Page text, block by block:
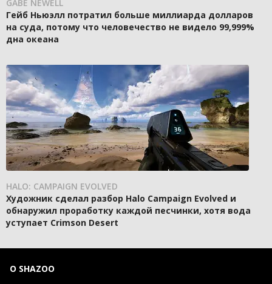
GABE NEWELL
Гейб Ньюэлл потратил больше миллиарда долларов
на суда, потому что человечество не видело 99,999%
дна океана
HALO: CAMPAIGN EVOLVED
Художник сделал разбор Halo Campaign Evolved и
обнаружил проработку каждой песчинки, хотя вода
уступает Crimson Desert
О SHAZOO